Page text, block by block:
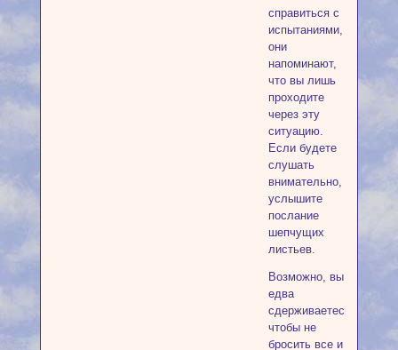
справиться с
испытаниями,
они
напоминают,
что вы лишь
проходите
через эту
ситуацию.
Если будете
слушать
внимательно,
услышите
послание
шепчущих
листьев.
Возможно, вы
едва
сдерживаетесь,
чтобы не
бросить все и